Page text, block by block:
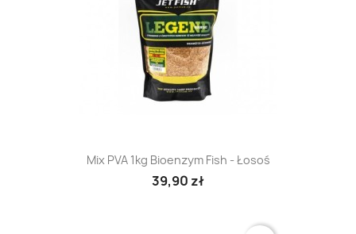
Mix PVA 1kg Bioenzym Fish - Łosoś
39,90 zł